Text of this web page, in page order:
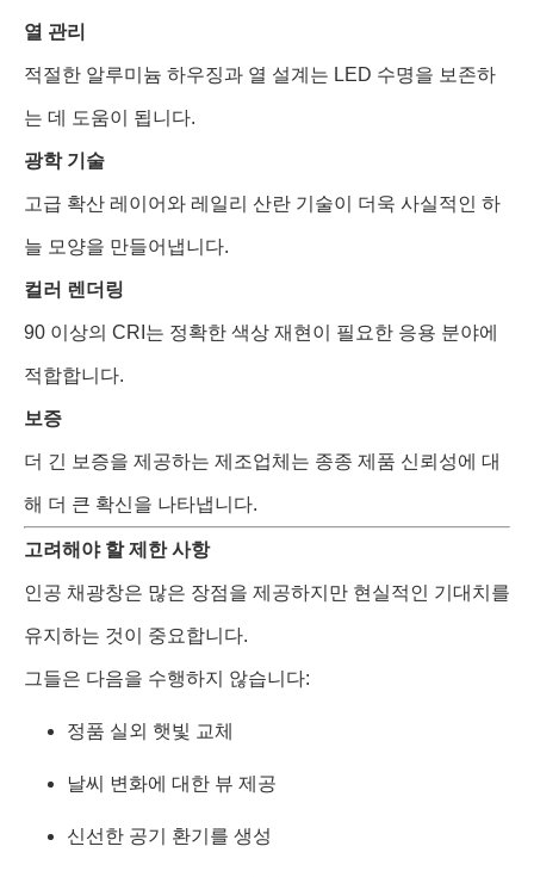
열 관리
적절한 알루미늄 하우징과 열 설계는 LED 수명을 보존하
는 데 도움이 됩니다.
광학 기술
고급 확산 레이어와 레일리 산란 기술이 더욱 사실적인 하
늘 모양을 만들어냅니다.
컬러 렌더링
90 이상의 CRI는 정확한 색상 재현이 필요한 응용 분야에
적합합니다.
보증
더 긴 보증을 제공하는 제조업체는 종종 제품 신뢰성에 대
해 더 큰 확신을 나타냅니다.
고려해야 할 제한 사항
인공 채광창은 많은 장점을 제공하지만 현실적인 기대치를
유지하는 것이 중요합니다.
그들은 다음을 수행하지 않습니다:
정품 실외 햇빛 교체
날씨 변화에 대한 뷰 제공
신선한 공기 환기를 생성